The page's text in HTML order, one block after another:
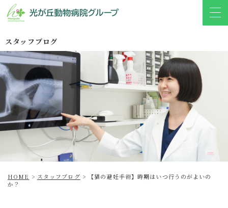
スタッフブログ
HOME > スタッフブログ >
【猫の避妊手術】時期はいつ行うのがよいの
か？